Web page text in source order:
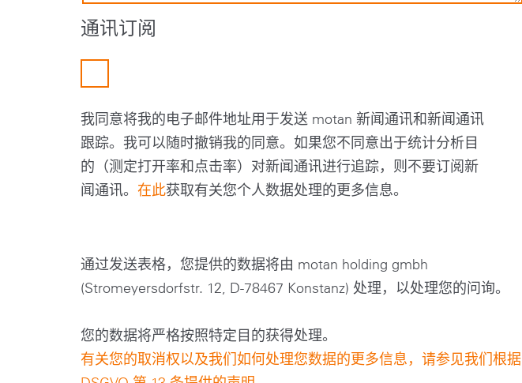
通讯订阅
我同意将我的电子邮件地址用于发送 motan 新闻通讯和新闻通讯
跟踪。我可以随时撤销我的同意。如果您不同意出于统计分析目
的（测定打开率和点击率）对新闻通讯进行追踪，则不要订阅新
闻通讯。 在此获取有关您个人数据处理的更多信息。
通过发送表格，您提供的数据将由 motan holding gmbh
(Stromeyersdorfstr. 12, D-78467 Konstanz) 处理，以处理您的问询。
您的数据将严格按照特定目的获得处理。
有关您的取消权以及我们如何处理您数据的更多信息，请参见我们根据